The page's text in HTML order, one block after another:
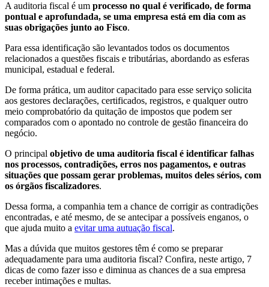
A auditoria fiscal é um processo no qual é verificado, de forma
pontual e aprofundada, se uma empresa está em dia com as
suas obrigações junto ao Fisco.
Para essa identificação são levantados todos os documentos
relacionados a questões fiscais e tributárias, abordando as esferas
municipal, estadual e federal.
De forma prática, um auditor capacitado para esse serviço solicita
aos gestores declarações, certificados, registros, e qualquer outro
meio comprobatório da quitação de impostos que podem ser
comparados com o apontado no controle de gestão financeira do
negócio.
O principal objetivo de uma auditoria fiscal é identificar falhas
nos processos, contradições, erros nos pagamentos, e outras
situações que possam gerar problemas, muitos deles sérios, com
os órgãos fiscalizadores.
Dessa forma, a companhia tem a chance de corrigir as contradições
encontradas, e até mesmo, de se antecipar a possíveis enganos, o
que ajuda muito a evitar uma autuação fiscal.
Mas a dúvida que muitos gestores têm é como se preparar
adequadamente para uma auditoria fiscal? Confira, neste artigo, 7
dicas de como fazer isso e diminua as chances de a sua empresa
receber intimações e multas.